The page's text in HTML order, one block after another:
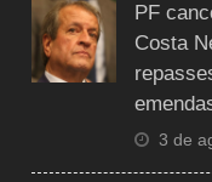
PF
Costa
3 de